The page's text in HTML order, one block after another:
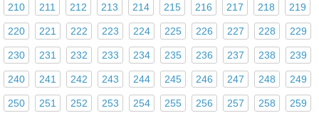
210 211 212 213 214 215 216 217 218 219
220 221 222 223 224 225 226 227 228 229
230 231 232 233 234 235 236 237 238 239
240 241 242 243 244 245 246 247 248 249
250 251 252 253 254 255 256 257 258 259